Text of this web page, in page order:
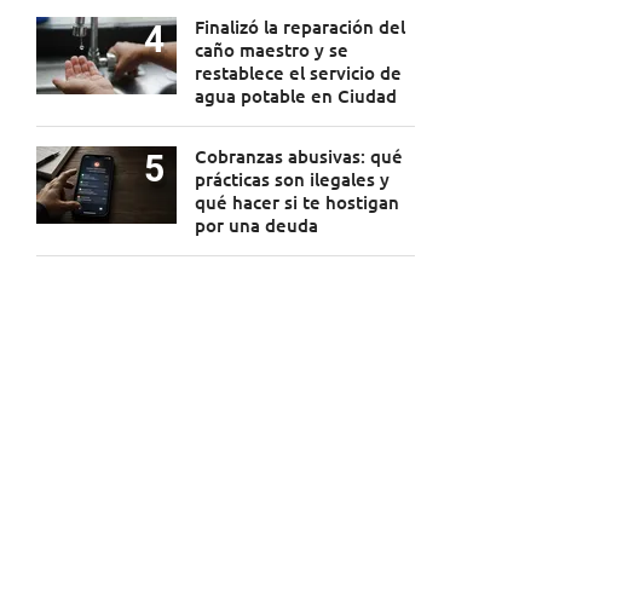
Finalizó la reparación del
caño maestro y se
restablece el servicio de
agua potable en Ciudad
Cobranzas abusivas: qué
prácticas son ilegales y
qué hacer si te hostigan
por una deuda